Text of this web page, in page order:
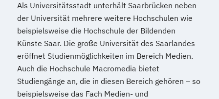
Als Universitätsstadt unterhält Saarbrücken neben
der Universität mehrere weitere Hochschulen wie
beispielsweise die Hochschule der Bildenden
Künste Saar. Die große Universität des Saarlandes
eröffnet Studienmöglichkeiten im Bereich Medien.
Auch die Hochschule Macromedia bietet
Studiengänge an, die in diesen Bereich gehören – so
beispielsweise das Fach Medien- und